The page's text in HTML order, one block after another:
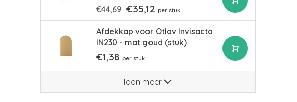
€44,69 €35,12 per stuk
Afdekkap voor Otlav Invisacta
IN230 - mat goud (stuk)
€1,38 per stuk
Toon meer